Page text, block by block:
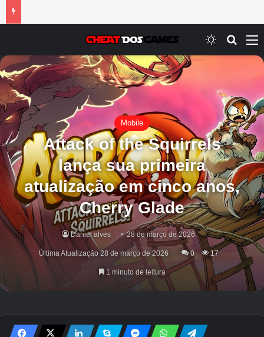
Switch skin
Mobile
Attack of the Squirrels
lança sua primeira
atualização em cinco anos,
Cherry Glade
Daniel alves 28 de março de 2026
Última Atualização 28 de março de 2026 0 17
1 minuto de leitura